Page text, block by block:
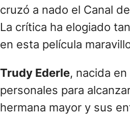
cruzó a nado el Canal
La crítica ha elogiado
en esta película
Trudy Ederle, nacida
personales para
hermana mayor y sus